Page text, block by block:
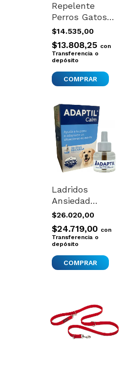
Repelente
Perros Gatos
Cachorros
Concentrado
Orine 500ml
$14.535,00
$13.808,25 con
Transferencia o
depósito
Ladridos
Ansiedad
Miedos Perros
Feromonas
Refil Adaptil
New
$26.020,00
$24.719,00 con
Transferencia o
depósito